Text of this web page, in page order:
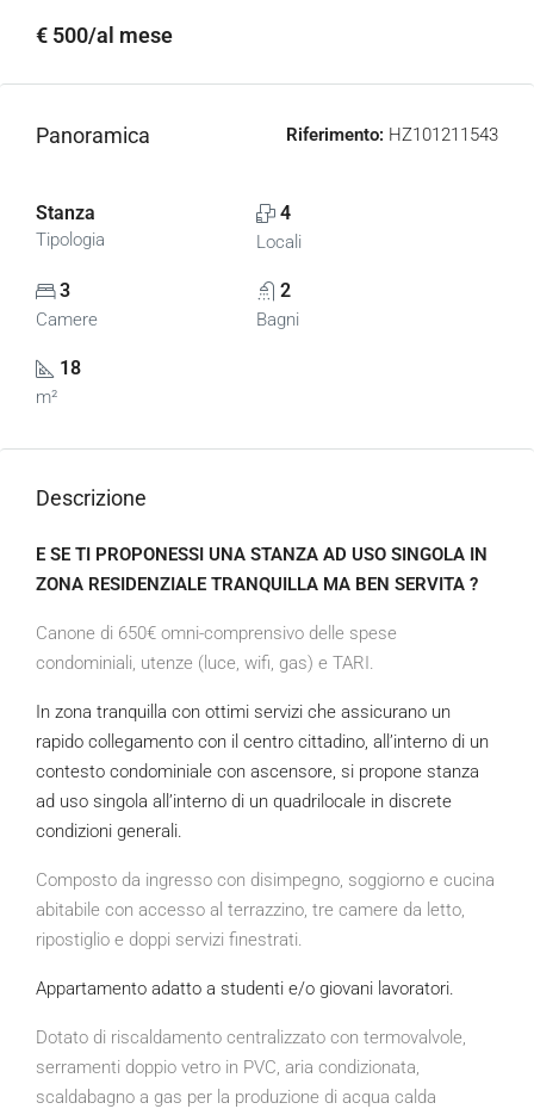
€ 500/al mese
Panoramica Riferimento: HZ101211543
Stanza
Tipologia
4
Locali
3
Camere
2
Bagni
18
m²
Descrizione
E SE TI PROPONESSI UNA STANZA AD USO SINGOLA IN
ZONA RESIDENZIALE TRANQUILLA MA BEN SERVITA ?
Canone di 650€ omni-comprensivo delle spese
condominiali, utenze (luce, wifi, gas) e TARI.
In zona tranquilla con ottimi servizi che assicurano un
rapido collegamento con il centro cittadino, all’interno di un
contesto condominiale con ascensore, si propone stanza
ad uso singola all’interno di un quadrilocale in discrete
condizioni generali.
Composto da ingresso con disimpegno, soggiorno e cucina
abitabile con accesso al terrazzino, tre camere da letto,
ripostiglio e doppi servizi finestrati.
Appartamento adatto a studenti e/o giovani lavoratori.
Dotato di riscaldamento centralizzato con termovalvole,
serramenti doppio vetro in PVC, aria condizionata,
scaldabagno a gas per la produzione di acqua calda